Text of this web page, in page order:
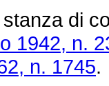
di
1942, n.
n. 1745.